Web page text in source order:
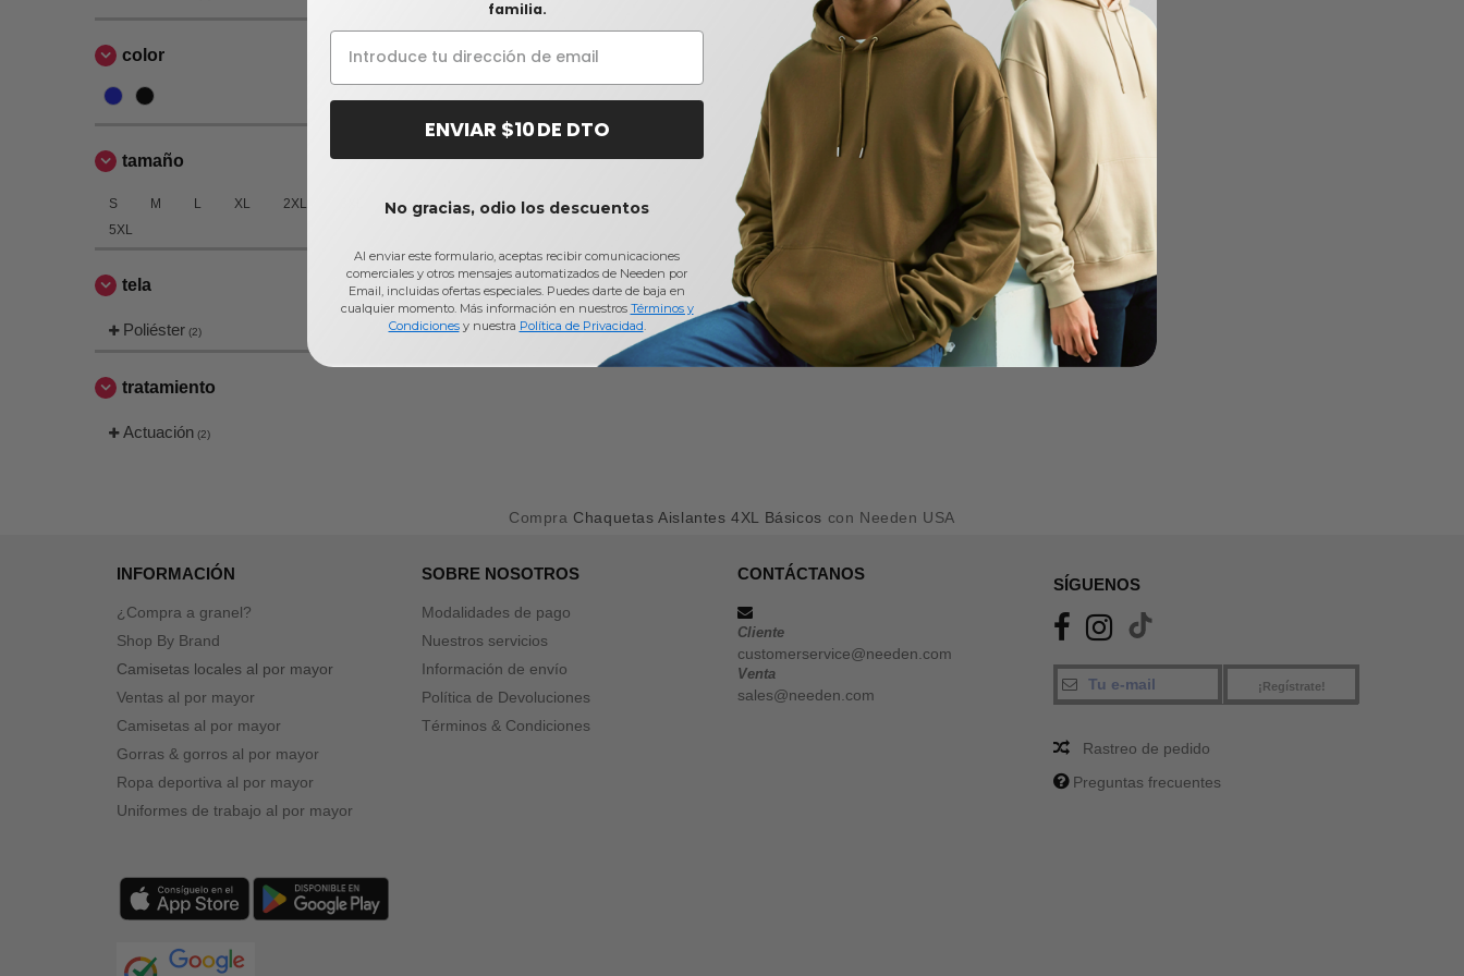
color
tamaño
S M L XL 2XL
5XL
tela
Poliéster (2)
tratamiento
Actuación (2)
Compra Chaquetas Aislantes 4XL Básicos con Needen USA
INFORMACIÓN
¿Compra a granel?
Shop By Brand
Camisetas locales al por mayor
Ventas al por mayor
Camisetas al por mayor
Gorras & gorros al por mayor
Ropa deportiva al por mayor
Uniformes de trabajo al por mayor
SOBRE NOSOTROS
Modalidades de pago
Nuestros servicios
Información de envío
Política de Devoluciones
Términos & Condiciones
CONTÁCTANOS
Cliente
customerservice@needen.com
Venta
sales@needen.com
SÍGUENOS
¡Regístrate!
Rastreo de pedido
Preguntas frecuentes
familia.
ENVIAR $10 DE DTO
No gracias, odio los descuentos
Al enviar este formulario, aceptas recibir comunicaciones
comerciales y otros mensajes automatizados de Needen por
Email, incluidas ofertas especiales. Puedes darte de baja en
cualquier momento. Más información en nuestros Términos y
Condicionesy nuestra Política de Privacidad.